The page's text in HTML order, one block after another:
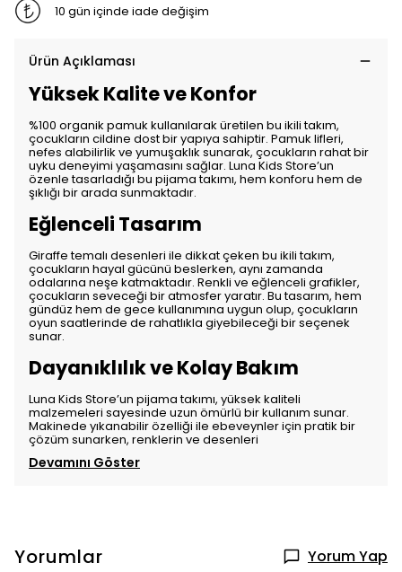
10 gün içinde iade değişim
Ürün Açıklaması
Yüksek Kalite ve Konfor
%100 organik pamuk kullanılarak üretilen bu ikili takım,
çocukların cildine dost bir yapıya sahiptir. Pamuk lifleri,
nefes alabilirlik ve yumuşaklık sunarak, çocukların rahat bir
uyku deneyimi yaşamasını sağlar. Luna Kids Store’un
özenle tasarladığı bu pijama takımı, hem konforu hem de
şıklığı bir arada sunmaktadır.
Eğlenceli Tasarım
Giraffe temalı desenleri ile dikkat çeken bu ikili takım,
çocukların hayal gücünü beslerken, aynı zamanda
odalarına neşe katmaktadır. Renkli ve eğlenceli grafikler,
çocukların seveceği bir atmosfer yaratır. Bu tasarım, hem
gündüz hem de gece kullanımına uygun olup, çocukların
oyun saatlerinde de rahatlıkla giyebileceği bir seçenek
sunar.
Dayanıklılık ve Kolay Bakım
Luna Kids Store’un pijama takımı, yüksek kaliteli
malzemeleri sayesinde uzun ömürlü bir kullanım sunar.
Makinede yıkanabilir özelliği ile ebeveynler için pratik bir
çözüm sunarken, renklerin ve desenleri
Devamını Göster
Yorumlar Yorum Yap